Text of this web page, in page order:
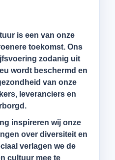
is een van onze
toekomst. Ons
zodanig uit
wordt beschermd en
van onze
leveranciers en
inspireren wij onze
over diversiteit en
verlagen we de
cultuur mee te